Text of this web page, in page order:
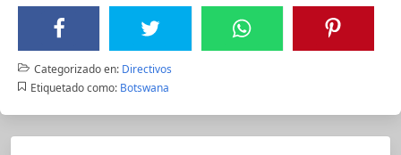
Categorizado en: Directivos
Etiquetado como: Botswana